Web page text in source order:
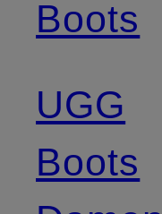
Boots
UGG
Boots